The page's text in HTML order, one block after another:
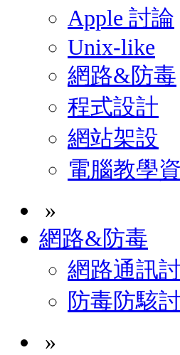
Apple 討論
Unix-like
網路&防毒
程式設計
網站架設
電腦教學
»
網路&防毒
網路通訊
防毒防駭
»